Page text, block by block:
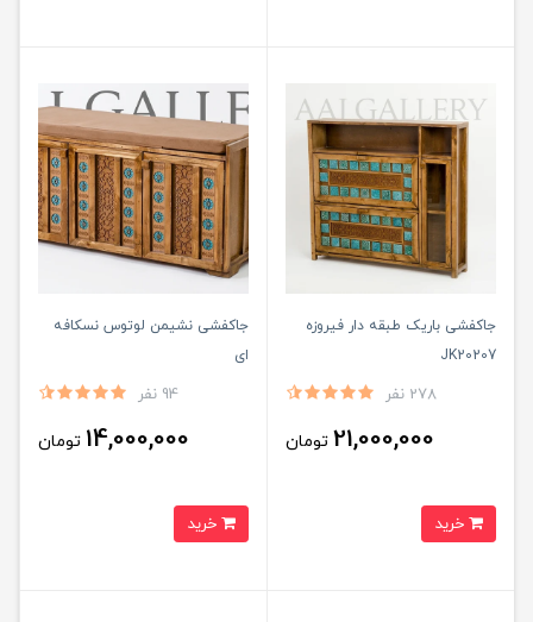
جاکفشی باریک طبقه‌ دار فیروزه
JK20207
278 نفر
21,000,000 تومان
جاکفشی نشیمن لوتوس نسکافه
ای
94 نفر
14,000,000 تومان